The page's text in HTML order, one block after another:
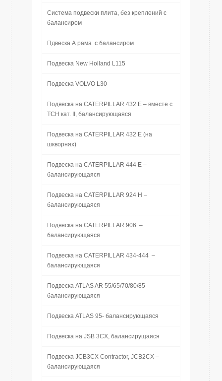
Система подвески плита, без креплений с
балансиром
Пдвеска А рама с балансиром
Подвеска New Holland L115
Подвеска VOLVO L30
Подвеска на CATERPILLAR 432 E – вместе с
ТСН кат. II, балансирующаяся
Подвеска на CATERPILLAR 432 E (на
шкворнях)
Подвеска на CATERPILLAR 444 E –
балансирующаяся
Подвеска на CATERPILLAR 924 Н –
балансирующаяся
Подвеска на CATERPILLAR 906 –
балансирующаяся
Подвеска на CATERPILLAR 434-444 –
балансирующаяся
Подвеска ATLAS AR 55/65/70/80/85 –
балансирующаяся
Подвеска ATLAS 95- балансирующаяся
Подвеска на JSB 3CX, балансирущаяся
Подвеска JCB3CX Contractor, JCB2CX –
балансирующаяся